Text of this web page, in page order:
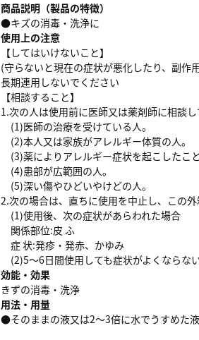
商品説明（製品の特徴）
●キズの消毒・洗浄に
使用上の注意
【してはいけないこと】
(守らないと現在の症状が悪化したり、副作
長期連用しないでください
【相談すること】
1.次の人は使用前に医師又は薬剤師に相談
(1)医師の治療を受けている人。
(2)本人又は家族がアレルギー体質の人。
(3)薬によりアレルギー症状を起こしたこと
(4)患部が広範囲の人。
(5)深い傷やひどいやけどの人。
2.次の場合は、直ちに使用を中止し、この
(1)使用後、次の症状があらわれた場合
関係部位:皮 ふ
症 状:発疹・発赤、かゆみ
(2)5～6日間使用しても症状がよくならな
効能・効果
きずの消毒・洗浄
用法・用量
●そのままの液又は2～3倍に水でうすめた